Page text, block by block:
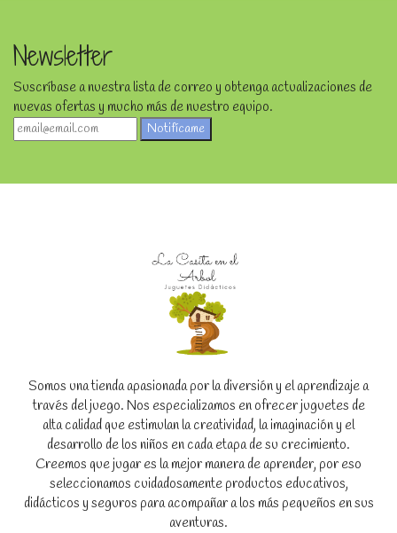
Newsletter
Suscríbase a nuestra lista de correo y obtenga actualizaciones de
nuevas ofertas y mucho más de nuestro equipo.
Notifícame
Somos una tienda apasionada por la diversión y el aprendizaje a
través del juego. Nos especializamos en ofrecer juguetes de
alta calidad que estimulan la creatividad, la imaginación y el
desarrollo de los niños en cada etapa de su crecimiento.
Creemos que jugar es la mejor manera de aprender, por eso
seleccionamos cuidadosamente productos educativos,
didácticos y seguros para acompañar a los más pequeños en sus
aventuras.